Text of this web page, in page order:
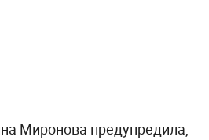
Миронова предупредила,